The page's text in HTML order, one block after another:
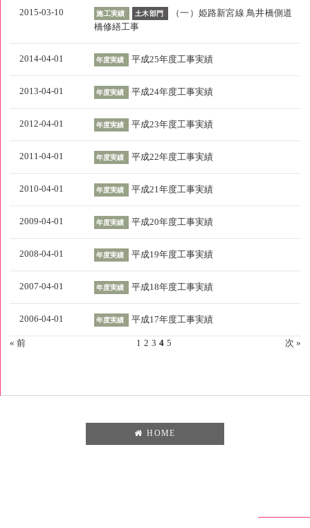
2015-03-10 施工実績 土木部門
（一）姫路新宮線 鳥井橋側道
橋修繕工事
2014-04-01 年度実績 平成25年度工事実績
2013-04-01 年度実績 平成24年度工事実績
2012-04-01 年度実績 平成23年度工事実績
2011-04-01 年度実績 平成22年度工事実績
2010-04-01 年度実績 平成21年度工事実績
2009-04-01 年度実績 平成20年度工事実績
2008-04-01 年度実績 平成19年度工事実績
2007-04-01 年度実績 平成18年度工事実績
2006-04-01 年度実績 平成17年度工事実績
« 前 1 2 3 4 5 次 »
HOME